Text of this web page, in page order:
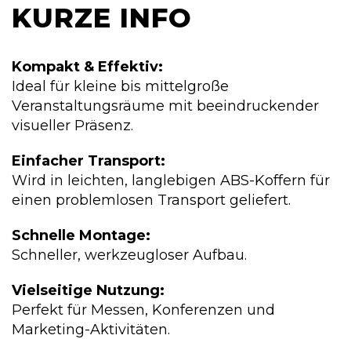
KURZE INFO
Kompakt & Effektiv:
Ideal für kleine bis mittelgroße
Veranstaltungsräume mit beeindruckender
visueller Präsenz.
Einfacher Transport:
Wird in leichten, langlebigen ABS-Koffern für
einen problemlosen Transport geliefert.
Schnelle Montage:
Schneller, werkzeugloser Aufbau.
Vielseitige Nutzung:
Perfekt für Messen, Konferenzen und
Marketing-Aktivitäten.